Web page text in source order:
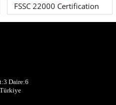
FSSC 22000 Certification
Daire:6